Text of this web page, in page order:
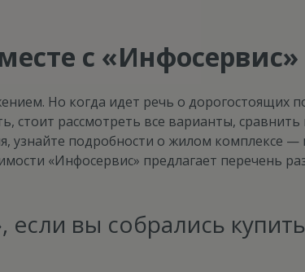
с «Инфосервис»
Но когда идет речь о дорогостоящих
рассмотреть все варианты, сравнить
узнайте подробности о жилом комплексе —
«Инфосервис» предлагает перечень
вы собрались купить